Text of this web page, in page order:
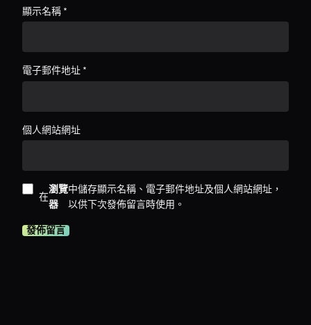
顯示名稱 *
電子郵件地址 *
個人網站網址
在
瀏覽
器
中儲存顯示名稱、電子郵件地址及個人網站網址，
以供下次發佈留言時使用。